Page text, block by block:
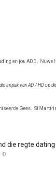
en jou ADD. Nuwe
impak van AD / HD op
Gees. St
die regte